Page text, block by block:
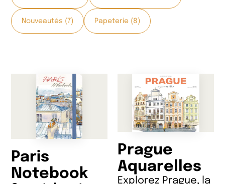
Nouveautés (7) Papeterie (8)
Paris
Notebook
Prague
Aquarelles
Explorez Prague, la